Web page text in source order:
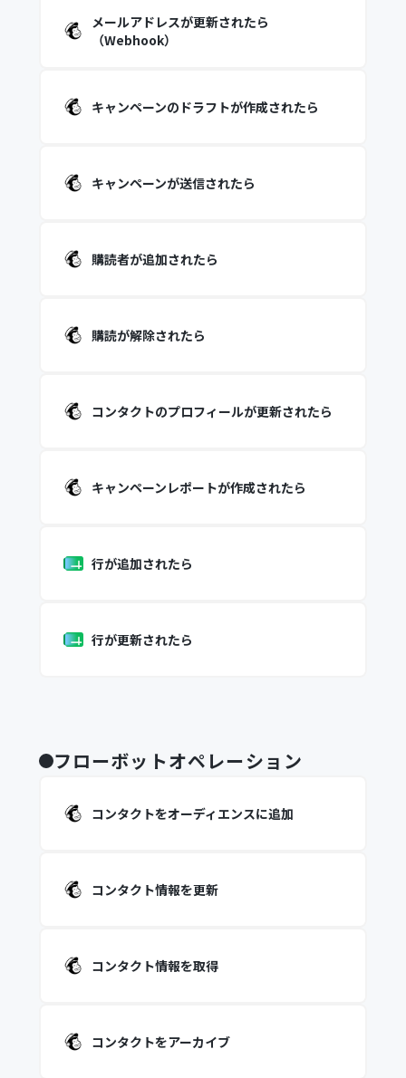
メールアドレスが更新されたら
（Webhook）
キャンペーンのドラフトが作成されたら
キャンペーンが送信されたら
購読者が追加されたら
購読が解除されたら
コンタクトのプロフィールが更新されたら
キャンペーンレポートが作成されたら
行が追加されたら
行が更新されたら
フローボットオペレーション
コンタクトをオーディエンスに追加
コンタクト情報を更新
コンタクト情報を取得
コンタクトをアーカイブ